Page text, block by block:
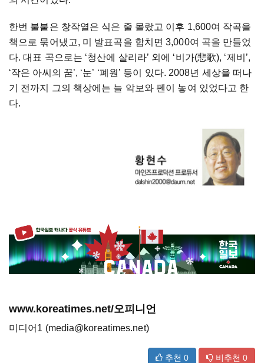
한번 불붙은 창작열은 식은 줄 몰랐고 이후 1,600여 작곡을
책으로 묶어냈고, 미 발표곡을 합치면 3,000여 곡을 만들었
다.대표 곡으로는 ‘청산에 살리라’ 외에 ‘비가(悲歌), ‘제비 ’,
‘작은 아씨의 꿈’, ‘눈’ ‘폐원 ’ 등이 있다. 2008년 세상을 떠나
기
전까지 그의 책상에는 늘 악보와 펜이 놓여 있었다고 한
다.
www.koreatimes.net/오피니언
미디어1 (media@koreatimes.net)
추천 0 비추천 0